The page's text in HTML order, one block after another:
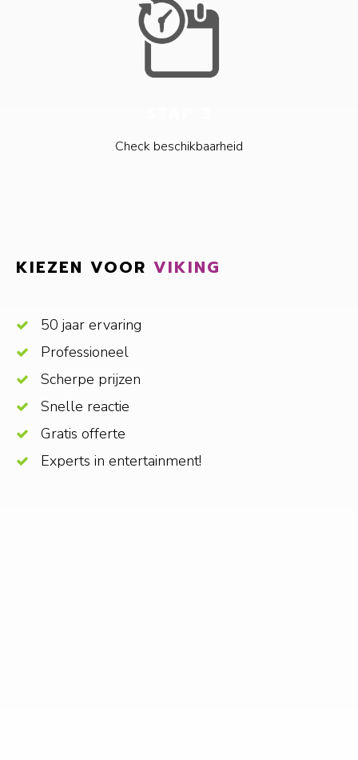
Check beschikbaarheid
KIEZEN VOOR VIKING
50 jaar ervaring
Professioneel
Scherpe prijzen
Snelle reactie
Gratis offerte
Experts in entertainment!